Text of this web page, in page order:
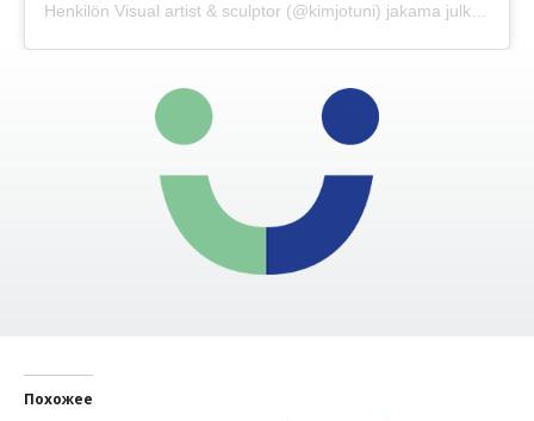
Henkilön Visual artist & sculptor (@kimjotuni) jakama julkaisu
Похожее